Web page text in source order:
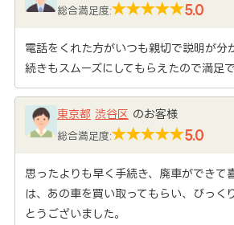
総合満足度: 5.0
電話をくれた方がいつも親切で説明が分
続きもスムーズにしてもらえたので満足で
東京都 渋谷区 のお客様
総合満足度: 5.0
思ったよりも早く手続き、廃車ができて
は、あの車を買い取ってもらい、びっく
とうございました。